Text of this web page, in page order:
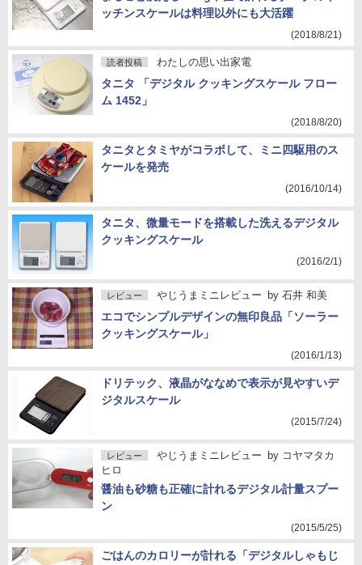
ッチンスケールは料理以外にも大活躍
(2018/8/21)
読者投稿 わたしの思い出家電
タニタ 「デジタル クッキングスケール フロー
ム 1452」
(2018/8/20)
タニタとタミヤがコラボして、ミニ四駆用のス
ケールを発売
(2016/10/14)
タニタ、微量モードを搭載した洗えるデジタル
クッキングスケール
(2016/2/1)
レビュー やじうまミニレビュー by 石井 和美
エコでシンプルデザインの無印良品「ソーラー
クッキングスケール」
(2016/1/13)
ドリテック、液晶がななめで表示が見やすいデ
ジタルスケール
(2015/7/24)
レビュー やじうまミニレビュー by コヤマタカ
ヒロ
醤油も砂糖も正確に計れるデジタル計量スプー
ン
(2015/5/25)
ごはんのカロリーが計れる「デジタルしゃもじ